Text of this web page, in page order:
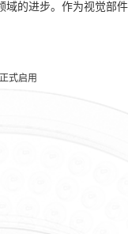
的进步。作为视觉部
式启用